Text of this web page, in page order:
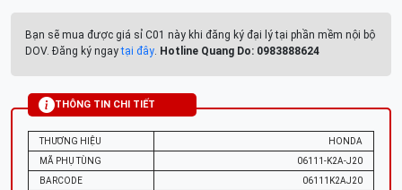
Bạn sẽ mua được giá sỉ C01 này khi đăng ký đại lý tại phần mềm nội bộ
DOV. Đăng ký ngaytại đây. Hotline Quang Do: 0983888624
THÔNG TIN CHI TIẾT
THƯƠNG HIỆU
HONDA
MÃ PHỤ TÙNG
06111-K2A-J20
BARCODE
06111K2AJ20